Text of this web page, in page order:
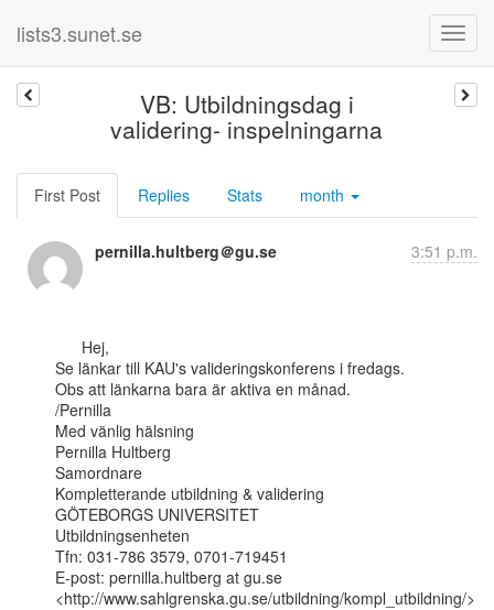
lists3.sunet.se
VB: Utbildningsdag i
validering- inspelningarna
First Post Replies Stats month
pernilla.hultberg＠gu.se 3:51 p.m.
Se länkar till KAU's valideringskonferens i fredags.
Obs att länkarna bara är aktiva en månad.
/Pernilla
Med vänlig hälsning
Pernilla Hultberg
Samordnare
Kompletterande utbildning & validering
GÖTEBORGS UNIVERSITET
Utbildningsenheten
Tfn: 031-786 3579, 0701-719451
E-post: pernilla.hultberg at gu.se
<http://www.sahlgrenska.gu.se/utbildning/kompl_utbildning/>